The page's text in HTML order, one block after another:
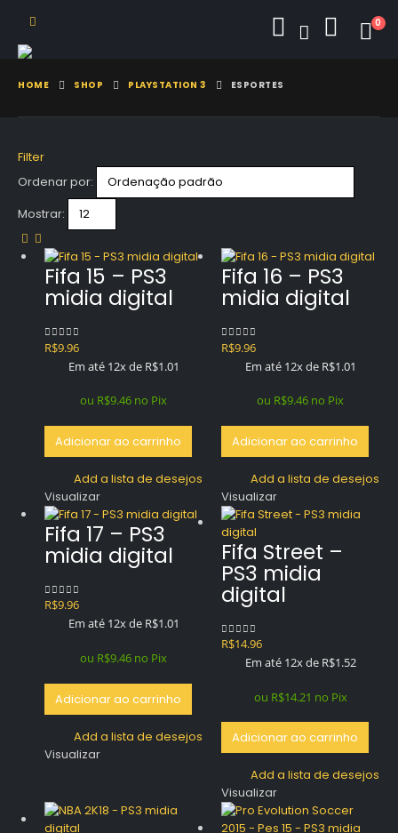
0
HOME SHOP PLAYSTATION 3 ESPORTES
Filter
Ordenar por:
Mostrar:
Fifa 15 – PS3
midia digital
0out of 5
R$9.96
Em até 12x de R$1.01
ou R$9.46 no Pix
Adicionar ao carrinho
Add a lista de desejos
Visualizar
Fifa 16 – PS3
midia digital
0out of 5
R$9.96
Em até 12x de R$1.01
ou R$9.46 no Pix
Adicionar ao carrinho
Add a lista de desejos
Visualizar
Fifa 17 – PS3
midia digital
0out of 5
R$9.96
Em até 12x de R$1.01
ou R$9.46 no Pix
Adicionar ao carrinho
Add a lista de desejos
Visualizar
Fifa Street –
PS3 midia
digital
0out of 5
R$14.96
Em até 12x de R$1.52
ou R$14.21 no Pix
Adicionar ao carrinho
Add a lista de desejos
Visualizar